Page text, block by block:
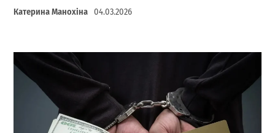
Катерина Манохіна 04.03.2026